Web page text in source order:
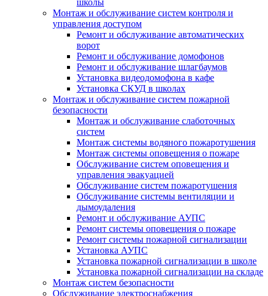
школы
Монтаж и обслуживание систем контроля и
управления доступом
Ремонт и обслуживание автоматических
ворот
Ремонт и обслуживание домофонов
Ремонт и обслуживание шлагбаумов
Установка видеодомофона в кафе
Установка СКУД в школах
Монтаж и обслуживание систем пожарной
безопасности
Монтаж и обслуживание слаботочных
систем
Монтаж системы водяного пожаротушения
Монтаж системы оповещения о пожаре
Обслуживание систем оповещения и
управления эвакуацией
Обслуживание систем пожаротушения
Обслуживание системы вентиляции и
дымоудаления
Ремонт и обслуживание АУПС
Ремонт системы оповещения о пожаре
Ремонт системы пожарной сигнализации
Установка АУПС
Установка пожарной сигнализации в школе
Установка пожарной сигнализации на складе
Монтаж систем безопасности
Обслуживание электроснабжения